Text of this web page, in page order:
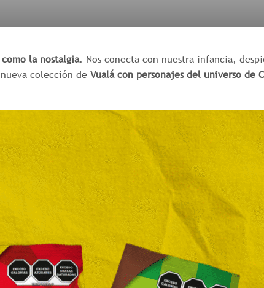
la nostalgia. Nos conecta con nuestra infancia,
colección de Vualá con personajes del universo de